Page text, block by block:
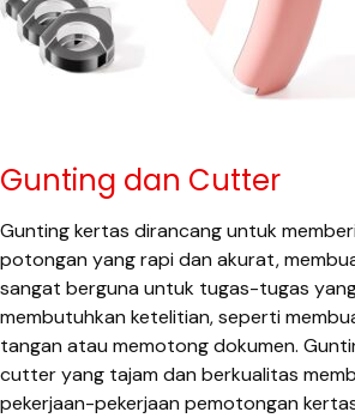
Gunting dan Cutter
Gunting kertas dirancang untuk
potongan yang rapi dan akurat,
sangat berguna untuk tugas-tugas
membutuhkan ketelitian, seperti
tangan atau memotong dokumen.
cutter yang tajam dan berkualitas
pekerjaan-pekerjaan pemotongan